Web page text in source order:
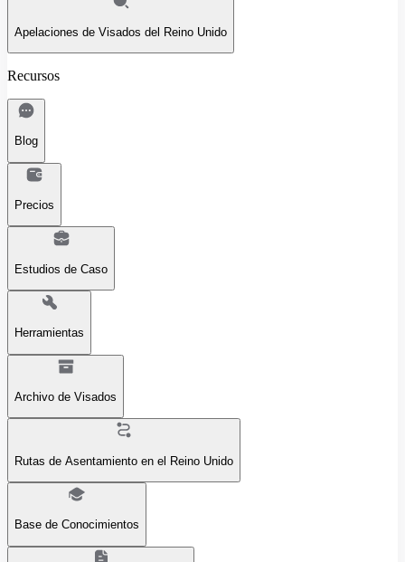
Apelaciones de Visados del Reino Unido
Recursos
Blog
Precios
Estudios de Caso
Herramientas
Archivo de Visados
Rutas de Asentamiento en el Reino Unido
Base de Conocimientos